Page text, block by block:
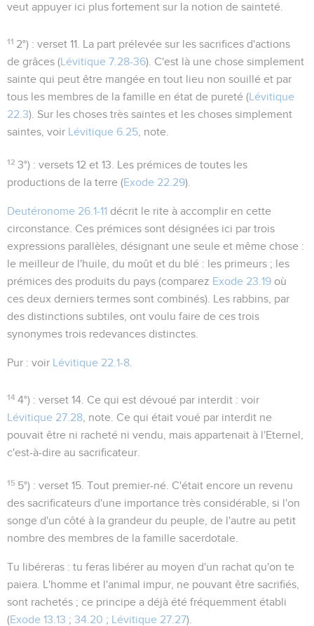
veut appuyer ici plus fortement sur la notion de sainteté.
11 2°) : verset 11. La part prélevée sur les sacrifices d'actions
de grâces (Lévitique 7.28-36). C'est là une chose simplement
sainte qui peut être mangée en tout lieu non souillé et par
tous les membres de la famille en état de pureté (Lévitique
22.3). Sur les choses très saintes et les choses simplement
saintes, voir Lévitique 6.25 , note.
12 3°) : versets 12 et 13. Les prémices de toutes les
productions de la terre (Exode 22.29).
Deutéronome 26.1-11 décrit le rite à accomplir en cette
circonstance. Ces prémices sont désignées ici par trois
expressions parallèles, désignant une seule et même chose :
le meilleur de l'huile, du moût et du blé : les primeurs ; les
prémices des produits du pays (comparez Exode 23.19 où
ces deux derniers termes sont combinés). Les rabbins, par
des distinctions subtiles, ont voulu faire de ces trois
synonymes trois redevances distinctes.
Pur : voir Lévitique 22.1-8
14 4°) : verset 14. Ce qui est dévoué par interdit : voir
Lévitique 27.28 , note. Ce qui était voué par interdit ne
pouvait être ni racheté ni vendu, mais appartenait à l'Eternel,
c'est-à-dire au sacrificateur.
15 5°) : verset 15.Tout premier-né . C'était encore un revenu
des sacrificateurs d'une importance très considérable, si l'on
songe d'un côté à la grandeur du peuple, de l'autre au petit
nombre des membres de la famille sacerdotale.
Tu libéreras : tu feras libérer au moyen d'un rachat qu'on te
paiera. L'homme et l'animal impur, ne pouvant être sacrifiés,
sont rachetés ; ce principe a déjà été fréquemment établi
(Exode 13.13 ; 34.20 ; Lévitique 27.27).